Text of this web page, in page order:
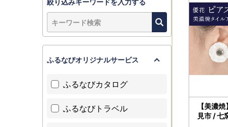
個体差につ
破損・欠陥
※お名前
フトにて
何卒ご了
・オンライ
マイナン
ふるまど
【美濃
見市 / 七
絞り込みキーワードを入力する
ふるなびオリジナルサービス
ふるなびカタログ
ふるなびトラベル